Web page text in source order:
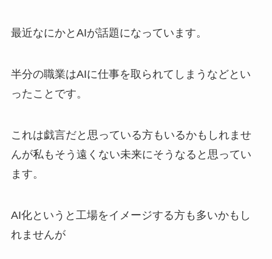
最近なにかとAIが話題になっています。
半分の職業はAIに仕事を取られてしまうなどとい
ったことです。
これは戯言だと思っている方もいるかもしれませ
んが私もそう遠くない未来にそうなると思ってい
ます。
AI化というと工場をイメージする方も多いかもし
れませんが